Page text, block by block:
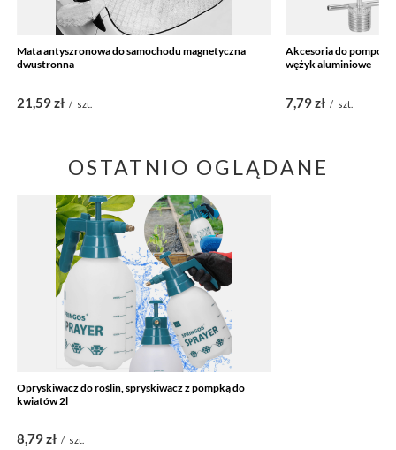
Mata antyszronowa do samochodu magnetyczna
dwustronna
21,59 zł / szt.
Akcesoria do
wężyk aluminiowe
7,79 zł / szt.
OSTATNIO OGLĄDANE
Opryskiwacz do roślin, spryskiwacz z pompką do
kwiatów 2l
8,79 zł / szt.